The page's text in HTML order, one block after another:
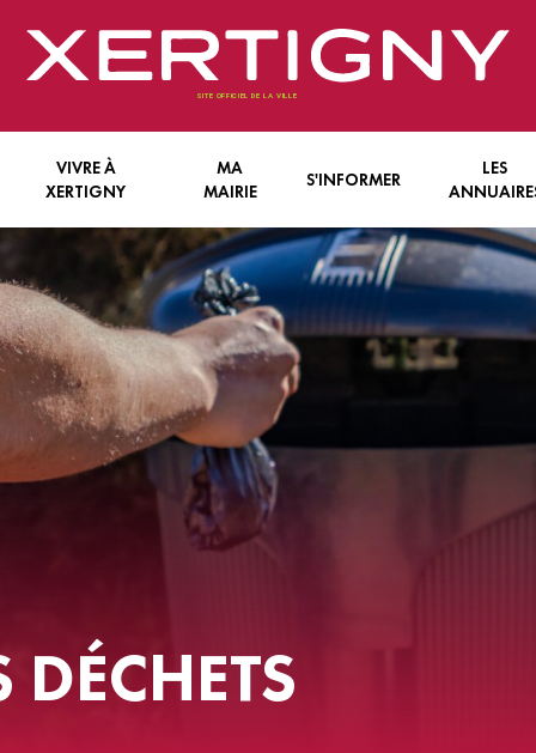
VIVRE À
XERTIGNY
& JEUNESSE
VIEILLIR
PRATIQUE
TRANQUILLITÉ
MA
MAIRIE
LE CONSEIL MUNICIPAL
LES SERVICES COMMUNAUX
L’INTERCOMMUNALITÉ
S'INFORMER
LES INFORMATIONS ECRITES
LES INFORMATIONS EN LIGNE
LES INFORMATIONS AFFICHÉES
LES
ENTREPRISES